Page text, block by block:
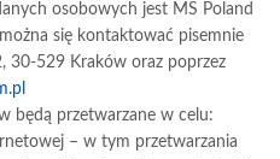
osobowych jest MS Poland
się kontaktować pisemnie
30-529 Kraków oraz poprzez
będą przetwarzane w celu:
– w tym przetwarzania